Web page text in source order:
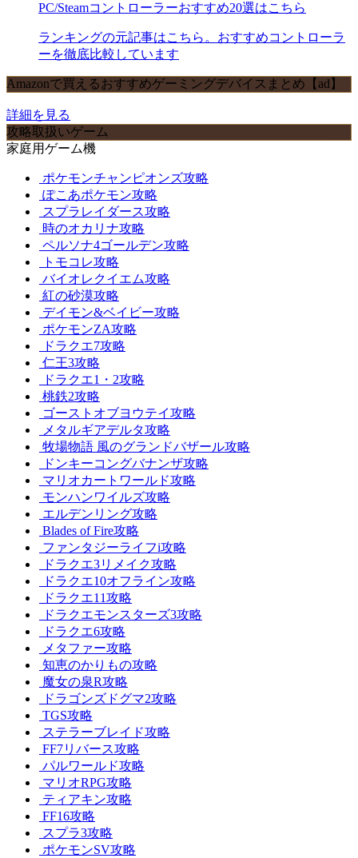
PC/Steamコントローラーおすすめ20選はこちら
ランキングの元記事はこちら。おすすめコントローラ
ーを徹底比較しています
Amazonで買えるおすすめゲーミングデバイスまとめ【ad】
詳細を見る
攻略取扱いゲーム
家庭用ゲーム機
ポケモンチャンピオンズ攻略
ぽこあポケモン攻略
スプラレイダース攻略
時のオカリナ攻略
ペルソナ4ゴールデン攻略
トモコレ攻略
バイオレクイエム攻略
紅の砂漠攻略
デイモン&ベイビー攻略
ポケモンZA攻略
ドラクエ7攻略
仁王3攻略
ドラクエ1・2攻略
桃鉄2攻略
ゴーストオブヨウテイ攻略
メタルギアデルタ攻略
牧場物語 風のグランドバザール攻略
ドンキーコングバナンザ攻略
マリオカートワールド攻略
モンハンワイルズ攻略
エルデンリング攻略
Blades of Fire攻略
ファンタジーライフi攻略
ドラクエ3リメイク攻略
ドラクエ10オフライン攻略
ドラクエ11攻略
ドラクエモンスターズ3攻略
ドラクエ6攻略
メタファー攻略
知恵のかりもの攻略
魔女の泉R攻略
ドラゴンズドグマ2攻略
TGS攻略
ステラーブレイド攻略
FF7リバース攻略
パルワールド攻略
マリオRPG攻略
ティアキン攻略
FF16攻略
スプラ3攻略
ポケモンSV攻略